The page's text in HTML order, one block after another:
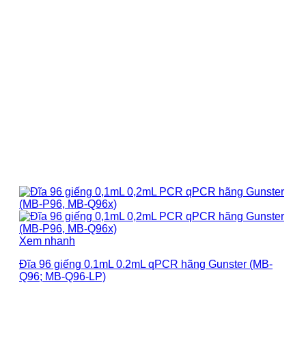
Xem nhanh
Đĩa 96 giếng 0.1mL 0.2mL qPCR hãng Gunster (MB-
Q96; MB-Q96-LP)